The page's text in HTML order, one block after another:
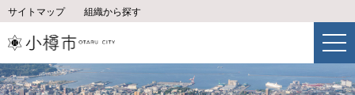
サイトマップ 組織から探す